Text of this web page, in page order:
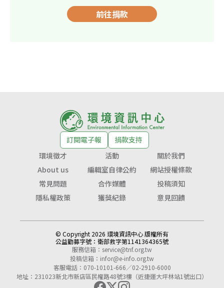
前往捐款
訂閱電子報
捐款支持
環境徵才
活動
關於我們
About us
編輯室自律公約
網站授權條款
常見問題
合作媒體
投稿須知
隱私權政策
獲獎紀錄 意見回饋
© Copyright 2026 環境資訊中心 版權所有
公益勸募字號： 衛部救字第1141364365號
服務信箱： service@tnf.org.tw
投稿信箱： infor@e-info.org.tw
客服電話：070-10101-666／02-2910-6000
地址：231023新北市新店區民權路48號3樓（近捷運大坪林站1號出口）